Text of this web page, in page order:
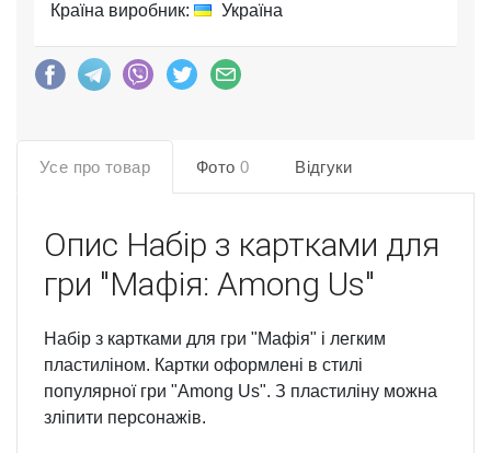
Країна виробник: Україна
Усе про товар Фото 0 Відгуки
Опис Набір з картками для
гри "Мафія: Among Us"
Набір з картками для гри "Мафія" і легким
пластиліном. Картки оформлені в стилі
популярної гри "Among Us". З пластиліну можна
зліпити персонажів.